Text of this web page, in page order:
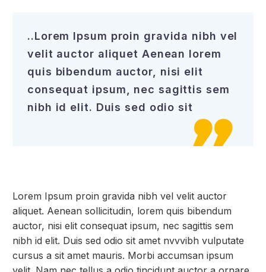
..Lorem Ipsum proin gravida nibh vel
velit auctor aliquet Aenean lorem
quis bibendum auctor, nisi elit
consequat ipsum, nec sagittis sem
nibh id elit. Duis sed odio sit

Lorem Ipsum proin gravida nibh vel velit auctor
aliquet. Aenean sollicitudin, lorem quis bibendum
auctor, nisi elit consequat ipsum, nec sagittis sem
nibh id elit. Duis sed odio sit amet nvvvibh vulputate
cursus a sit amet mauris. Morbi accumsan ipsum